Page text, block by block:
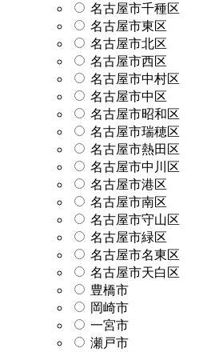
名古屋市千種区
名古屋市東区
名古屋市北区
名古屋市西区
名古屋市中村区
名古屋市中区
名古屋市昭和区
名古屋市瑞穂区
名古屋市熱田区
名古屋市中川区
名古屋市港区
名古屋市南区
名古屋市守山区
名古屋市緑区
名古屋市名東区
名古屋市天白区
豊橋市
岡崎市
一宮市
瀬戸市